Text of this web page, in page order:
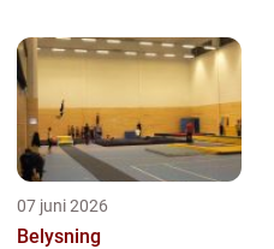
07 juni 2026
Belysning